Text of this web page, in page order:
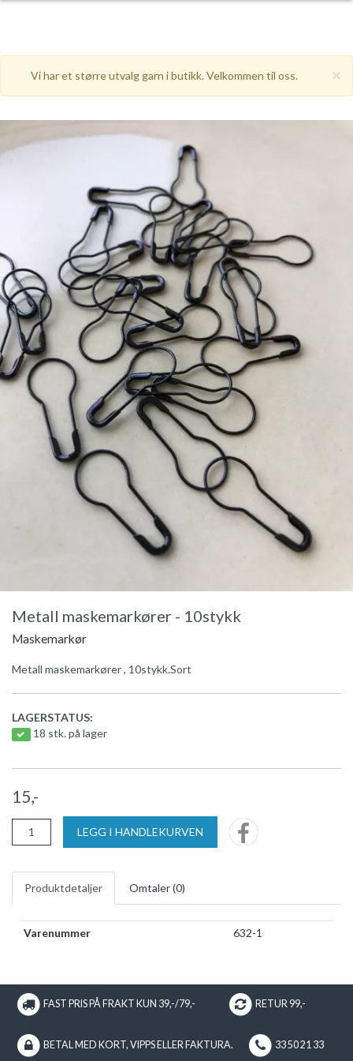
×
Vi har et større utvalg garn i butikk. Velkommen til oss.
Metall maskemarkører - 10stykk
Maskemarkør
Metall maskemarkører , 10stykk.Sort
LAGERSTATUS:
18 stk. på lager
15,-
LEGG I HANDLEKURVEN
Produktdetaljer Omtaler (0)
Varenummer 632-1
FAST PRIS PÅ FRAKT KUN 39,-/79,- RETUR 99,-
BETAL MED KORT, VIPPS ELLER FAKTURA. 33 50 21 33